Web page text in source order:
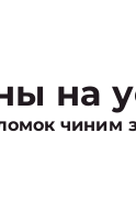
на
чиним